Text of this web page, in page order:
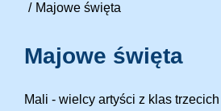
Majowe święta
Majowe święta
Mali - wielcy artyści z klas